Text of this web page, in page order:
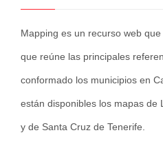
Mapping es un recurso web
que reúne las principales
conformado los municipios en
están disponibles los mapas de
y de Santa Cruz de Tenerife.